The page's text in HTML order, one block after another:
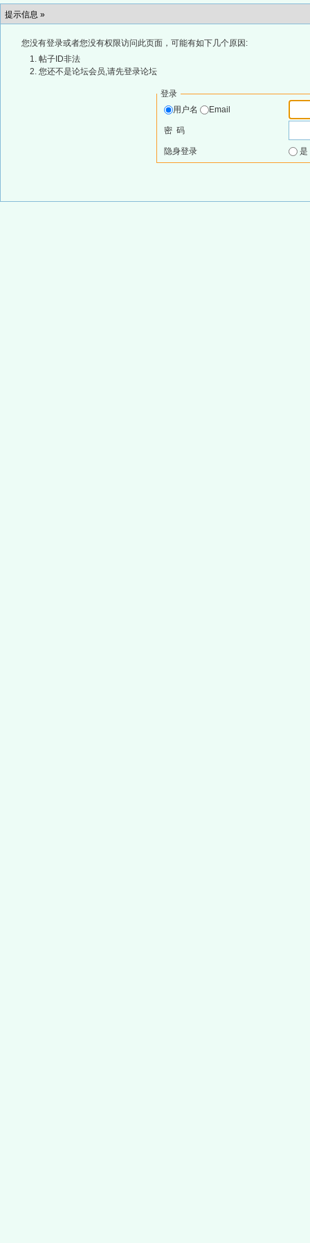
提示信息 »
您没有登录或者您没有权限访问此页面，可能有如下几个原因:
帖子ID非法
您还不是论坛会员,请先登录论坛
登录
用户名
Email
密 码
隐身登录